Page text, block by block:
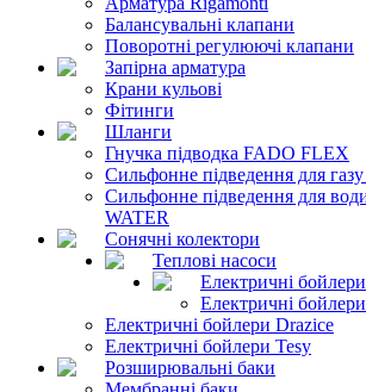
Балансувальні клапани
Поворотні регулюючі клапани
Запірна арматура
Крани кульові
Фітинги
Шланги
Гнучка підводка FADO FLEX
Сильфонне підведення для
Сильфонне підведення для
WATER
Сонячні колектори
Теплові насоси
Електричні бойлери
Електричні
Електричні бойлери Drazice
Електричні бойлери Tesy
Розширювальні баки